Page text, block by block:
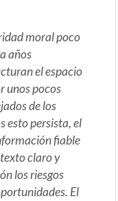
moral poco
años
el espacio
unos pocos
de los
esto persista, el
fiable
claro y
los riesgos
El